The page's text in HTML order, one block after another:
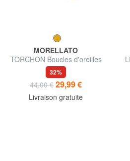
MORELLATO
TORCHON Boucles d'oreilles
demi-cercle
32%
44,00 € 29,99 €
Livraison gratuite